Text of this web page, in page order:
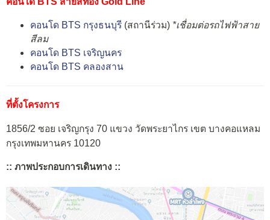
คอนโด BTS กรุงธนบุรี (สถานีร่วม) *เชื่อมต่อรถไฟฟ้าสาย
สีลม
คอนโด BTS เจริญนคร
คอนโด BTS คลองสาน
ที่ตั้งโครงการ
1856/2 ซอย เจริญกรุง 70 แขวง วัดพระยาไกร เขต บางคอแหลม
กรุงเทพมหานคร 10120
:: ภาพประกอบการเดินทาง ::